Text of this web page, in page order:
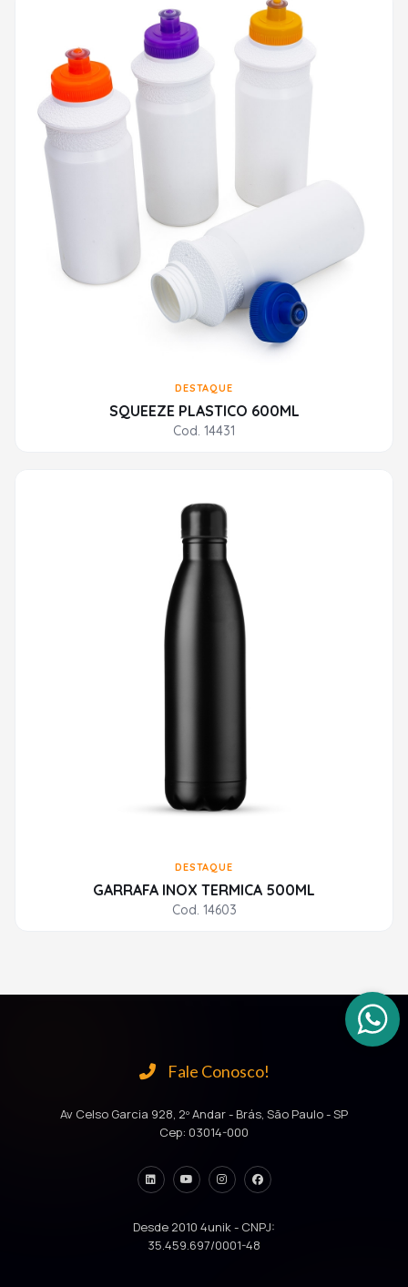
DESTAQUE
SQUEEZE PLASTICO 600ML
Cod. 14431
DESTAQUE
GARRAFA INOX TERMICA 500ML
Cod. 14603
Fale Conosco!
Av Celso Garcia 928, 2º Andar - Brás, São Paulo - SP
Cep: 03014-000
Desde 2010 4unik - CNPJ:
35.459.697/0001-48